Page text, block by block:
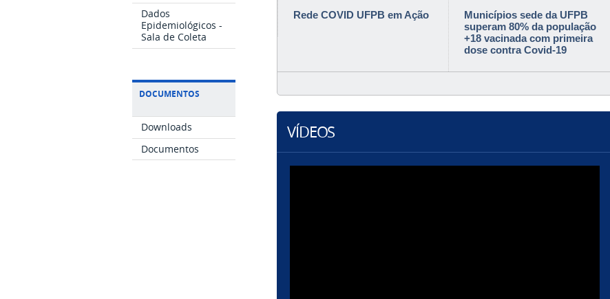
Dados
Epidemiológicos -
Sala de Coleta
DOCUMENTOS
Downloads
Documentos
Rede COVID UFPB em Ação
Municípios sede da UFPB
superam 80% da população
+18 vacinada com primeira
dose contra Covid-19
VÍDEOS